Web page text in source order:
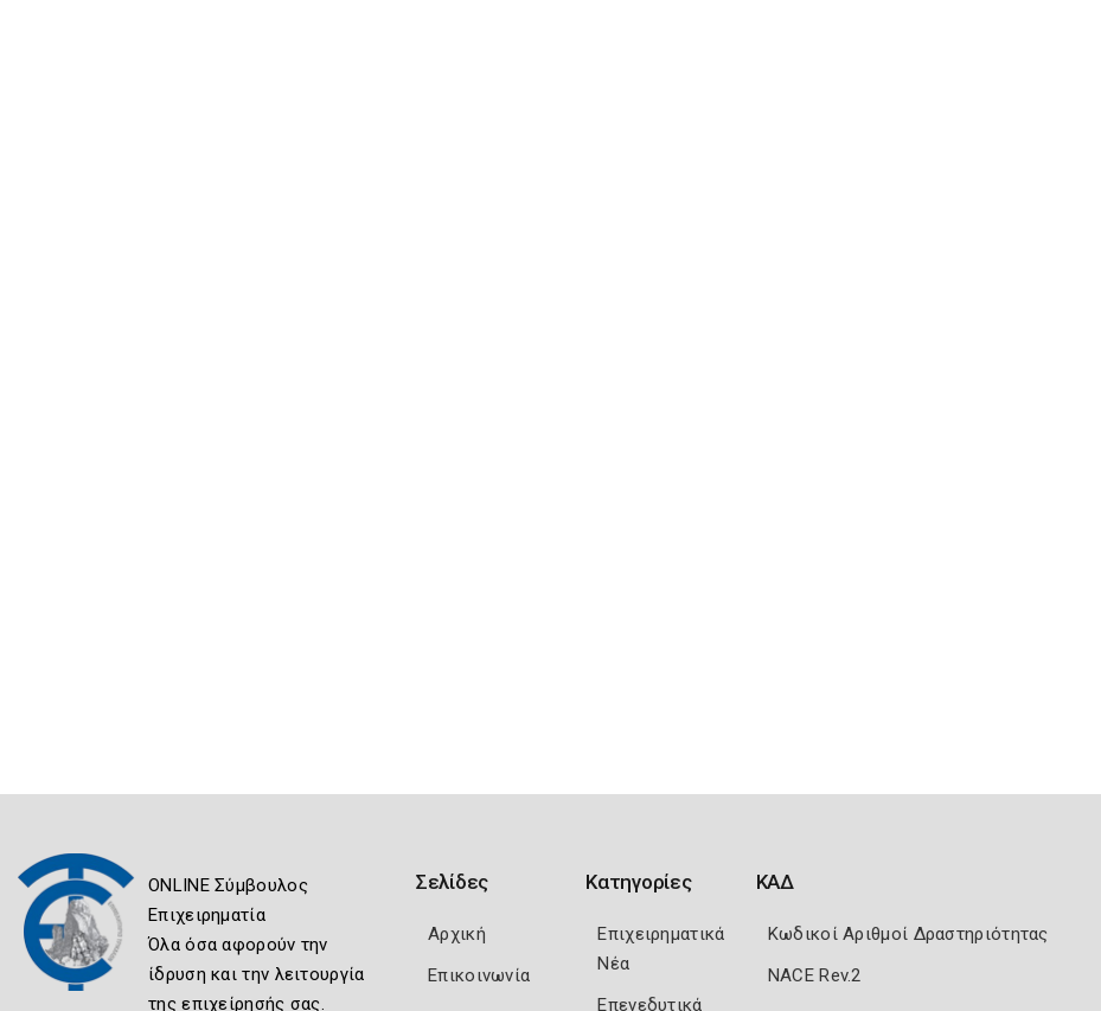
ONLINE Σύμβουλος
Επιχειρηματία
Όλα όσα αφορούν την
ίδρυση και την λειτουργία
της επιχείρησής σας.
Σελίδες
Αρχική
Επικοινωνία
Κατηγορίες
Επιχειρηματικά
Νέα
Επενεδυτικά
ΚΑΔ
Κωδικοί Αριθμοί Δραστηριότητας
NACE Rev.2